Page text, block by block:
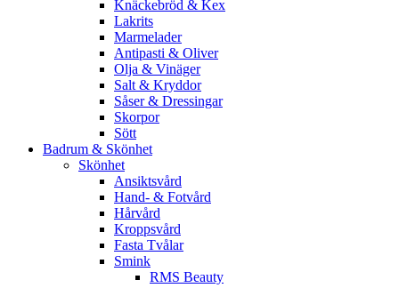
Knäckebröd & Kex
Lakrits
Marmelader
Antipasti & Oliver
Olja & Vinäger
Salt & Kryddor
Såser & Dressingar
Skorpor
Sött
Badrum & Skönhet
Skönhet
Ansiktsvård
Hand- & Fotvård
Hårvård
Kroppsvård
Fasta Tvålar
Smink
RMS Beauty